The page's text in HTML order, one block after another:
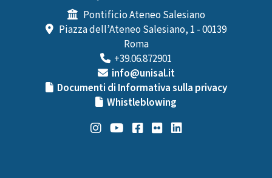
Pontificio Ateneo Salesiano
Piazza dell’Ateneo Salesiano, 1 - 00139
Roma
+39.06.872901
info@unisal.it
Documenti di Informativa sulla privacy
Whistleblowing